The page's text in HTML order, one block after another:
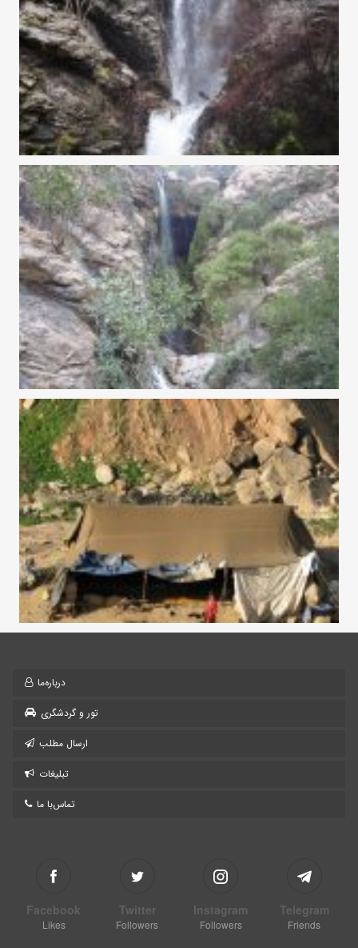
درباره‌ما
تور و گردشگری
ارسال مطلب
تبلیغات
تماس‌با ما
Facebook
Likes
Twitter
Followers
Instagram
Followers
Telegram
Friends